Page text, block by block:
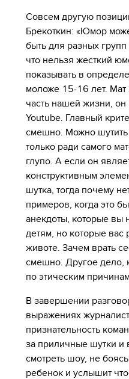
Совсем другую
Брекоткин: «Юмор
быть для разных
что нельзя жесткий
показывать в
моложе 15-16 лет. Мат
часть нашей жизни, он
Youtube. Главный
смешно. Можно шутить
только ради самого
глупо. А если он
конструктивным
шутка, тогда почему
примеров, когда это
анекдоты, которые вы
детям, но которые
животе. Зачем врать
смешно. Другое дело,
по этическим
В завершении
выражениях
признательность
за приличные шутки и
смотреть шоу, не
ребенок и услышит